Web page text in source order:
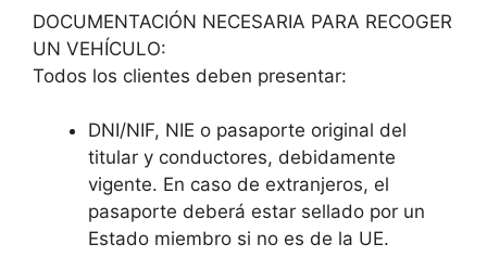
DOCUMENTACIÓN NECESARIA PARA RECOGER
UN VEHÍCULO:
Todos los clientes deben presentar:
DNI/NIF, NIE o pasaporte original del
titular y conductores, debidamente
vigente. En caso de extranjeros, el
pasaporte deberá estar sellado por un
Estado miembro si no es de la UE.